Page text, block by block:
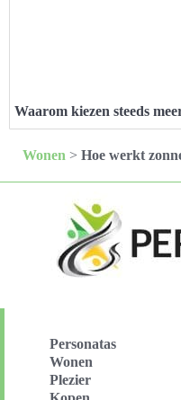
Waarom kiezen steeds
Wonen > Hoe werkt
Personatas
Wonen
Plezier